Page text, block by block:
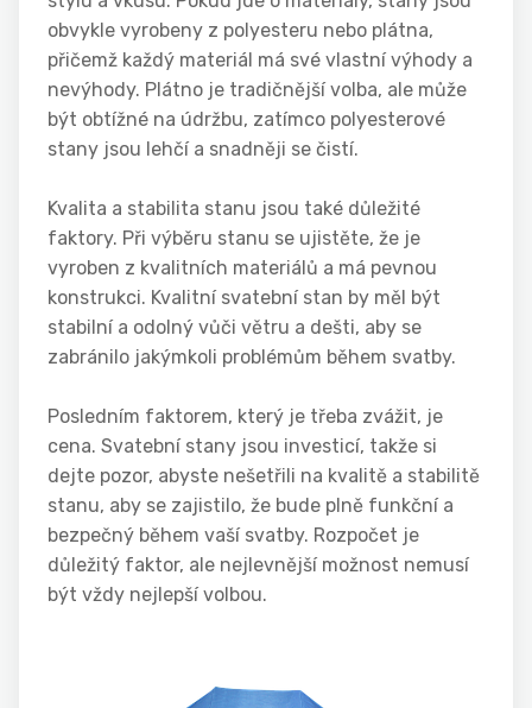
obvykle vyrobeny z polyesteru nebo plátna,
přičemž každý materiál má své vlastní výhody a
nevýhody. Plátno je tradičnější volba, ale může
být obtížné na údržbu, zatímco polyesterové
stany jsou lehčí a snadněji se čistí.
Kvalita a stabilita stanu jsou také důležité
faktory. Při výběru stanu se ujistěte, že je
vyroben z kvalitních materiálů a má pevnou
konstrukci. Kvalitní svatební stan by měl být
stabilní a odolný vůči větru a dešti, aby se
zabránilo jakýmkoli problémům během svatby.
Posledním faktorem, který je třeba zvážit, je
cena. Svatební stany jsou investicí, takže si
dejte pozor, abyste nešetřili na kvalitě a stabilitě
stanu, aby se zajistilo, že bude plně funkční a
bezpečný během vaší svatby. Rozpočet je
důležitý faktor, ale nejlevnější možnost nemusí
být vždy nejlepší volbou.